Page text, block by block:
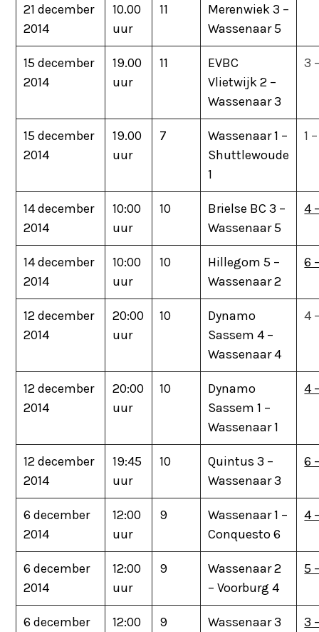
21 december
2014
10.00
uur
11
Merenwiek 3 –
Wassenaar 5
15 december
2014
19.00
uur
11
EVBC
Vlietwijk 2 –
Wassenaar 3
3
15 december
2014
19.00
uur
7
Wassenaar 1 –
Shuttlewoude
1
1
14 december
2014
10:00
uur
10
Brielse BC 3 –
Wassenaar 5
4
14 december
2014
10:00
uur
10
Hillegom 5 –
Wassenaar 2
6
12 december
2014
20:00
uur
10
Dynamo
Sassem 4 –
Wassenaar 4
4
12 december
2014
20:00
uur
10
Dynamo
Sassem 1 –
Wassenaar 1
4
12 december
2014
19:45
uur
10
Quintus 3 –
Wassenaar 3
6
6 december
2014
12:00
uur
9
Wassenaar 1 –
Conquesto 6
4
6 december
2014
12:00
uur
9
Wassenaar 2
– Voorburg 4
5
6 december
12:00
9
Wassenaar 3
3